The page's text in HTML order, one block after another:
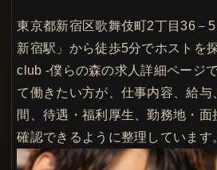
東京都新宿区歌舞伎町2丁目36－
新宿駅」から徒歩5分でホストを
club -僕らの森の求人詳細ページ
て働きたい方が、仕事内容、給
間、待遇・福利厚生、勤務地・面
確認できるように整理しています